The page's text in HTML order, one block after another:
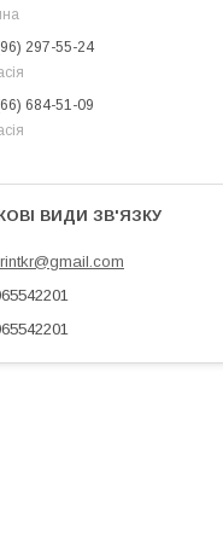
297-55-24
684-51-09